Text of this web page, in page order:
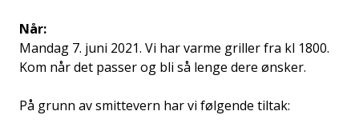
Når:
Mandag 7. juni 2021. Vi har varme griller fra kl 1800.
Kom når det passer og bli så lenge dere ønsker.
På grunn av smittevern har vi følgende tiltak: